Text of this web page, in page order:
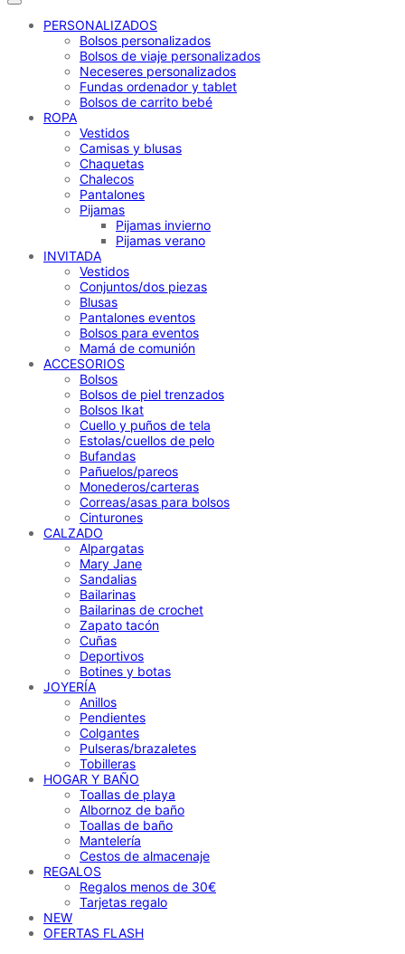
PERSONALIZADOS
Bolsos personalizados
Bolsos de viaje personalizados
Neceseres personalizados
Fundas ordenador y tablet
Bolsos de carrito bebé
ROPA
Vestidos
Camisas y blusas
Chaquetas
Chalecos
Pantalones
Pijamas
Pijamas invierno
Pijamas verano
INVITADA
Vestidos
Conjuntos/dos piezas
Blusas
Pantalones eventos
Bolsos para eventos
Mamá de comunión
ACCESORIOS
Bolsos
Bolsos de piel trenzados
Bolsos Ikat
Cuello y puños de tela
Estolas/cuellos de pelo
Bufandas
Pañuelos/pareos
Monederos/carteras
Correas/asas para bolsos
Cinturones
CALZADO
Alpargatas
Mary Jane
Sandalias
Bailarinas
Bailarinas de crochet
Zapato tacón
Cuñas
Deportivos
Botines y botas
JOYERÍA
Anillos
Pendientes
Colgantes
Pulseras/brazaletes
Tobilleras
HOGAR Y BAÑO
Toallas de playa
Albornoz de baño
Toallas de baño
Mantelería
Cestos de almacenaje
REGALOS
Regalos menos de 30€
Tarjetas regalo
NEW
OFERTAS FLASH